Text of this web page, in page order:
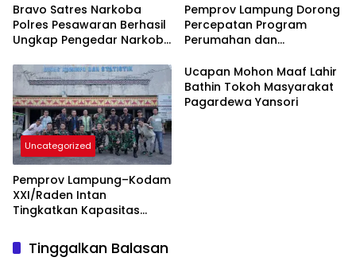
Bravo Satres Narkoba
Polres Pesawaran Berhasil
Ungkap Pengedar Narkoba
Pemprov Lampung Dorong
Percepatan Program
Perumahan dan
Rakyat
Uncategorized
Pemprov Lampung–Kodam
XXI/Raden Intan
Tingkatkan Kapasitas
Komunikasi Publik
Ucapan Mohon Maaf Lahir
Bathin Tokoh Masyarakat
Pagardewa Yansori
Tinggalkan Balasan